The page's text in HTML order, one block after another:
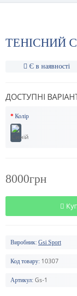
ТЕНІСНИЙ
Є в наявності
ДОСТУПНІ
Колір
8000грн
Виробник: Gsi Sport
Код товару: 10307
Артикул: Gs-1